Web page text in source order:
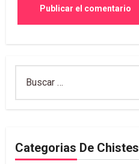
Categorias De Chistes